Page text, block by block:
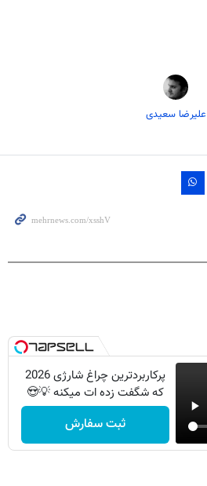
علیرضا سعیدی
پرکاربردترین چراغ شارژی 2026
که شگفت زده ات میکنه 💡😍
ثبت سفارش